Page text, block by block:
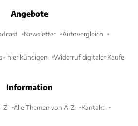
Angebote
Newsletter Autovergleich
hier kündigen Widerruf digitaler Käufe
Information
Z Alle Themen von A-Z Kontakt